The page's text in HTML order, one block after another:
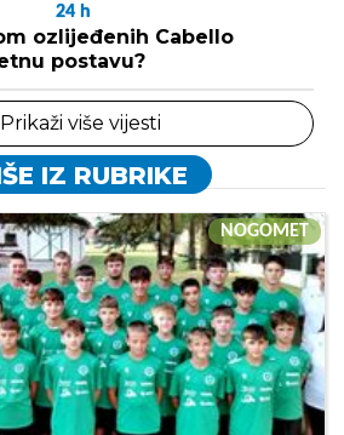
24 h
ozlijeđenih Cabello
postavu?
Prikaži više vijesti
IZ RUBRIKE
NOGOMET